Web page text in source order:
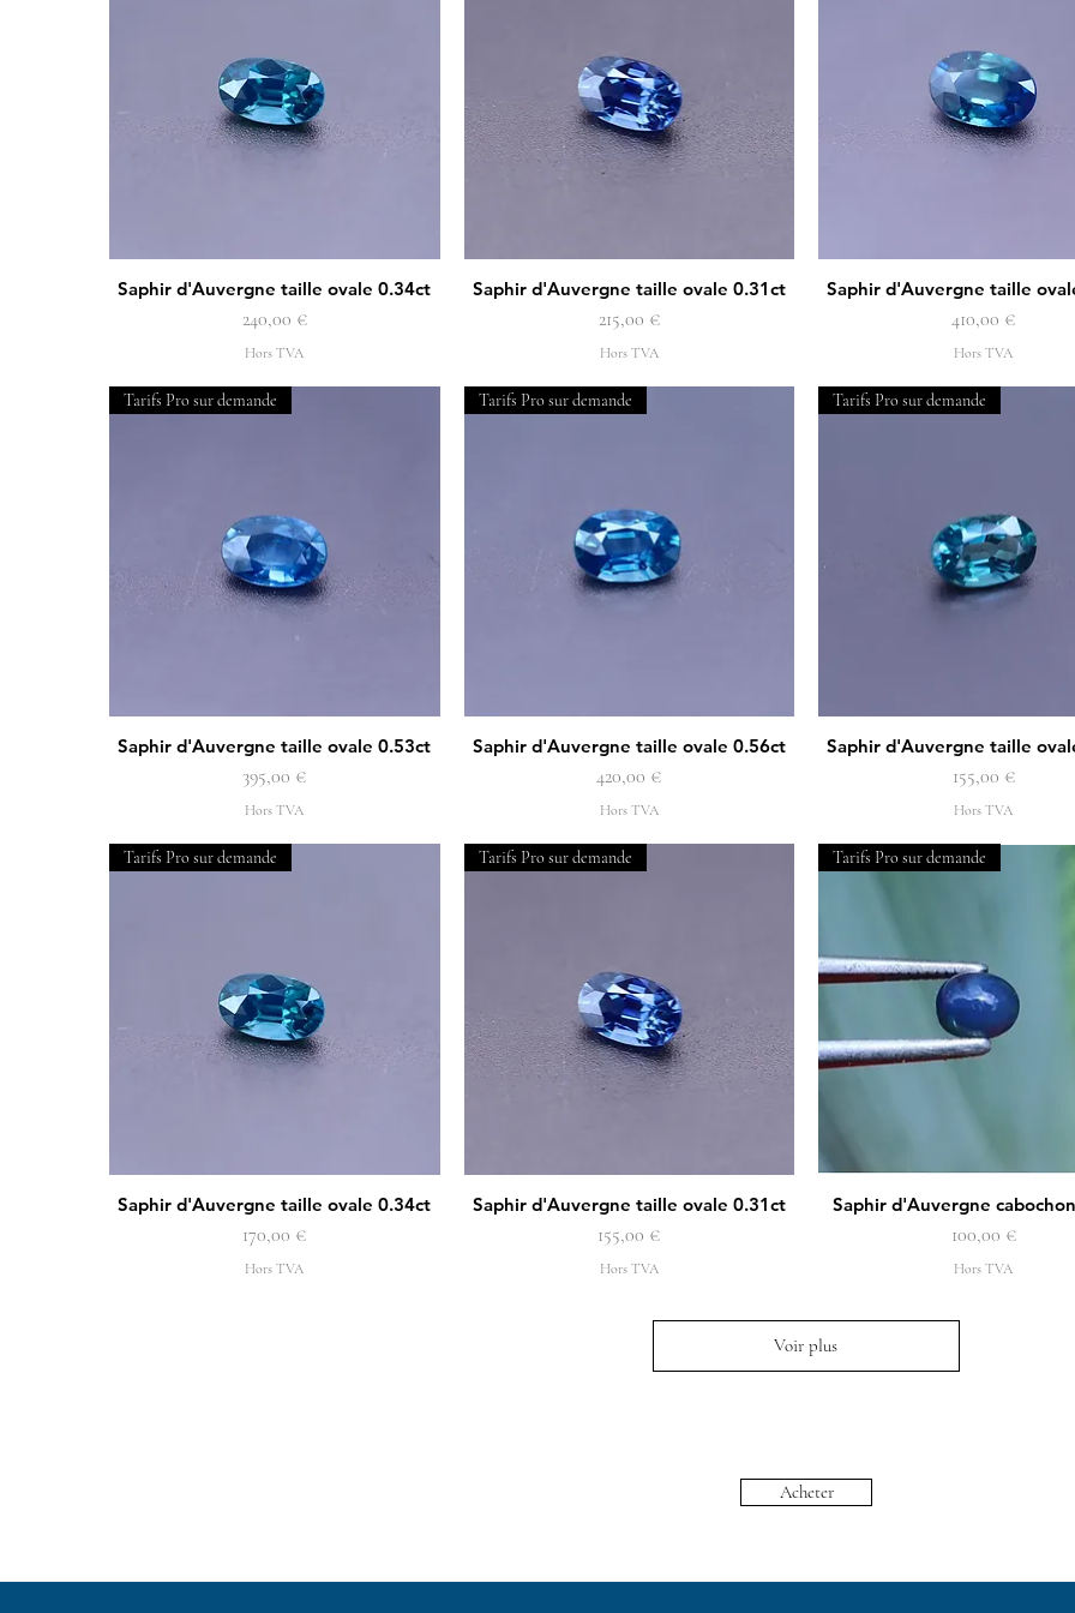
Aperçu rapide
Saphir d'Auvergne taille ovale 0.34ct
Prix
240,00 €
Hors TVA
Aperçu rapide
Saphir d'Auvergne taille ovale 0.31ct
Prix
215,00 €
Hors TVA
Aperçu rapide
Saphir d'Auvergne taille
Prix
410,00 €
Hors TVA
Aperçu rapide
Tarifs Pro sur demande
Saphir d'Auvergne taille ovale 0.53ct
Prix
395,00 €
Hors TVA
Aperçu rapide
Tarifs Pro sur demande
Saphir d'Auvergne taille ovale 0.56ct
Prix
420,00 €
Hors TVA
Aperçu rapide
Tarifs Pro sur demande
Saphir d'Auvergne taille
Prix
155,00 €
Hors TVA
Aperçu rapide
Tarifs Pro sur demande
Saphir d'Auvergne taille ovale 0.34ct
Prix
170,00 €
Hors TVA
Aperçu rapide
Tarifs Pro sur demande
Saphir d'Auvergne taille ovale 0.31ct
Prix
155,00 €
Hors TVA
Aperçu rapide
Tarifs Pro sur demande
Saphir d'Auvergne
Prix
100,00 €
Hors TVA
Voir plus
Acheter